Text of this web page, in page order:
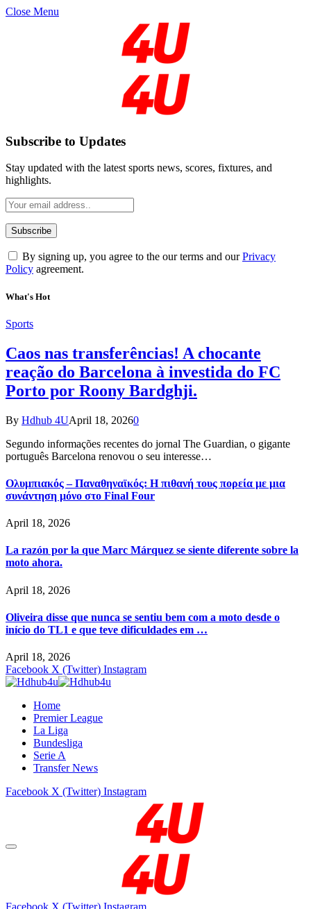
Close Menu
Subscribe to Updates
Stay updated with the latest sports news, scores, fixtures, and
highlights.
By signing up, you agree to the our terms and ourPrivacy
Policy agreement.
What's Hot
Sports
Caos nas transferências! A chocante
reação do Barcelona à investida do FC
Porto por Roony Bardghji.
By Hdhub 4UApril 18, 20260
Segundo informações recentes do jornal The Guardian, o gigante
português Barcelona renovou o seu interesse…
Ολυμπιακός – Παναθηναϊκός: Η πιθανή τους πορεία με μια
συνάντηση μόνο στο Final Four
April 18, 2026
La razón por la que Marc Márquez se siente diferente sobre la
moto ahora.
April 18, 2026
Oliveira disse que nunca se sentiu bem com a moto desde o
início do TL1 e que teve dificuldades em …
April 18, 2026
Facebook X (Twitter) Instagram
Home
Premier League
La Liga
Bundesliga
Serie A
Transfer News
Facebook X (Twitter) Instagram